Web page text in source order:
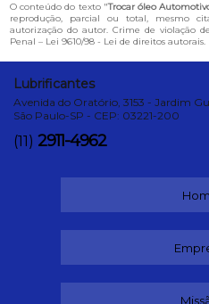
O conteúdo do texto "Trocar óleo
reprodução, parcial ou total, mesmo
autorização do autor. Crime de violação
Penal – Lei 9610/98 - Lei de direitos autorais.
Lubrificantes
Avenida do Oratório, 3153 - Jardim
São Paulo-SP - CEP: 03221-200
(11) 2911-4962